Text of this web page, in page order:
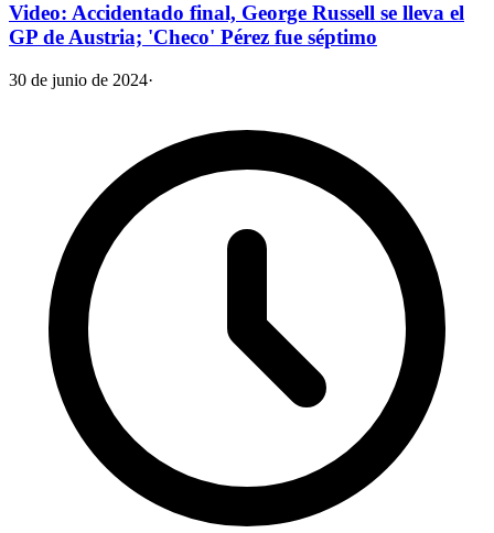
Video: Accidentado final, George Russell se lleva el
GP de Austria; 'Checo' Pérez fue séptimo
30 de junio de 2024·